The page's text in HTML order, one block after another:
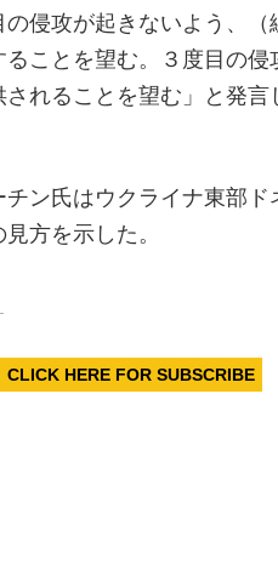
侵攻が起きないよう、（
ことを望む。３度目の侵
れることを望む」と発言
ン氏はウクライナ東部ド
方を示した。
CLICK HERE FOR SUBSCRIBE